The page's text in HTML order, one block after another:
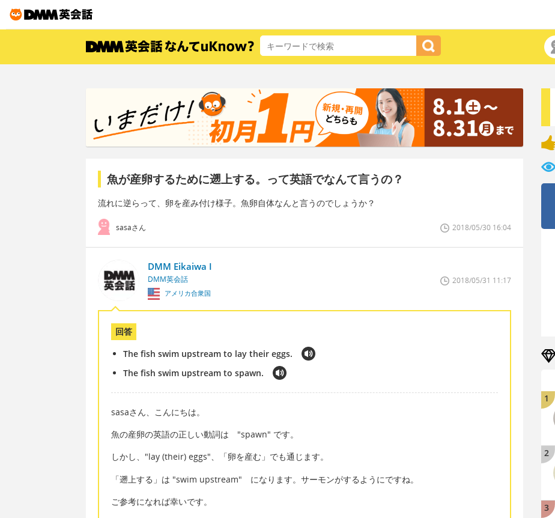
魚が産卵するために遡上する。って英語でなんて言うの？
流れに逆らって、卵を産み付け様子。魚卵自体なんと言うのでしょうか？
sasaさん 2018/05/30 16:04
DMM Eikaiwa I
DMM英会話
アメリカ合衆国
2018/05/31 11:17
回答
The fish swim upstream to lay their eggs.
The fish swim upstream to spawn.
sasaさん、こんにちは。
魚の産卵の英語の正しい動詞は "spawn" です。
しかし、"lay (their) eggs"、「卵を産む」でも通じます。
「遡上する」は "swim upstream" になります。サーモンがするようにですね。
ご参考になれば幸いです。
1
2
3